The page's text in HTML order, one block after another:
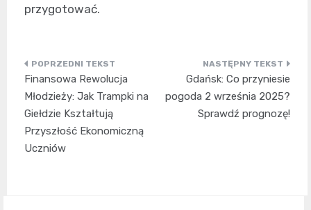
przygotować.
Nawigacja
wpisu
Finansowa Rewolucja
Młodzieży: Jak Trampki na
Giełdzie Kształtują
Przyszłość Ekonomiczną
Uczniów
Gdańsk: Co przyniesie
pogoda 2 września 2025?
Sprawdź prognozę!